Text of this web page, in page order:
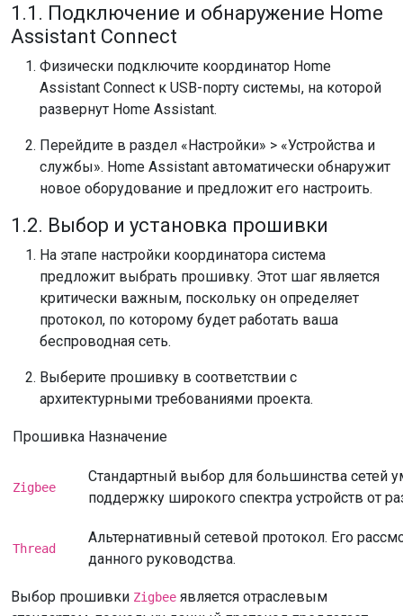
1.1. Подключение и обнаружение Home
Assistant Connect
Физически подключите координатор Home
Assistant Connect к USB-порту системы, на которой
развернут Home Assistant.
Перейдите в раздел «Настройки» > «Устройства и
службы». Home Assistant автоматически обнаружит
новое оборудование и предложит его настроить.
1.2. Выбор и установка прошивки
На этапе настройки координатора система
предложит выбрать прошивку. Этот шаг является
критически важным, поскольку он определяет
протокол, по которому будет работать ваша
беспроводная сеть.
Выберите прошивку в соответствии с
архитектурными требованиями проекта.
Прошивка Назначение
Zigbee
Стандартный выбор для большинства сетей
поддержку широкого спектра устройств от
Thread
Альтернативный сетевой протокол. Его
данного руководства.
Выбор прошивки Zigbee является отраслевым